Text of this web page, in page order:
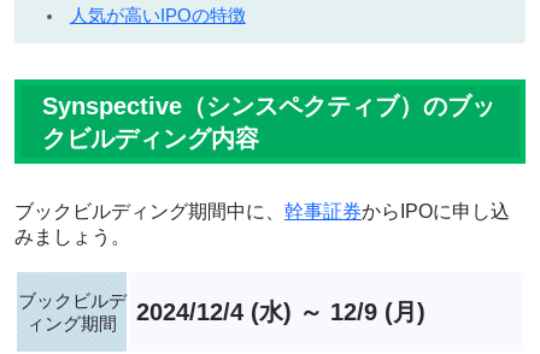
人気が高いIPOの特徴
Synspective（シンスペクティブ）のブッ
クビルディング内容
ブックビルディング期間中に、 幹事証券からIPOに申し込
みましょう。
ブックビルデ
ィング期間
2024/12/4 (水) ～ 12/9 (月)